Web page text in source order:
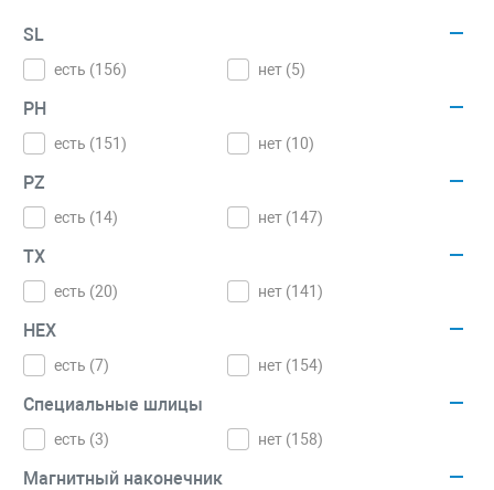
SL
есть (156) нет (5)
PH
есть (151 ) нет (10)
PZ
есть (14) нет (147)
TX
есть (20) нет (141)
HEX
есть (7) нет (154)
Специальные шлицы
есть (3) нет (158)
Магнитный наконечник